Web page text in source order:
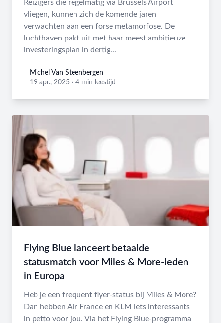
Reizigers die regelmatig via Brussels Airport
vliegen, kunnen zich de komende jaren
verwachten aan een forse metamorfose. De
luchthaven pakt uit met haar meest ambitieuze
investeringsplan in dertig...
Michel Van Steenbergen
Michel Van Steenbergen
19 apr., 2025 · 4 min leestijd
Flying Blue lanceert betaalde
statusmatch voor Miles & More-leden
in Europa
Heb je een frequent flyer-status bij Miles & More?
Dan hebben Air France en KLM iets interessants
in petto voor jou. Via het Flying Blue-programma